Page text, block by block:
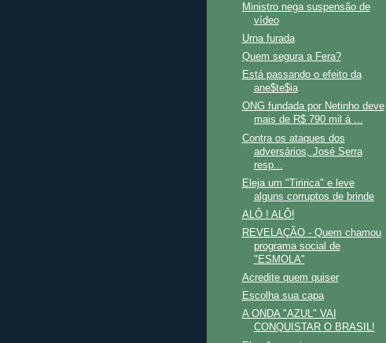
Ministro nega suspensão de
vídeo
Urna furada
Quem segura a Fera?
Está passando o efeito da
ane$te$ia
ONG fundada por Netinho deve
mais de R$ 790 mil à ...
Contra os ataques dos
adversários, José Serra
resp...
Eleja um "Tiririca" e leve
alguns corruptos de brinde
ALÔ ! ALÔ!
REVELAÇÃO - Quem chamou
programa social de
"ESMOLA"
Acredite quem quiser
Escolha sua capa
A ONDA "AZUL" VAI
CONQUISTAR O BRASIL!